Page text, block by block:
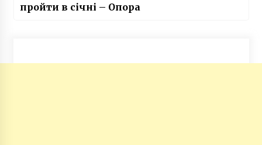
пройти в січні – Опора